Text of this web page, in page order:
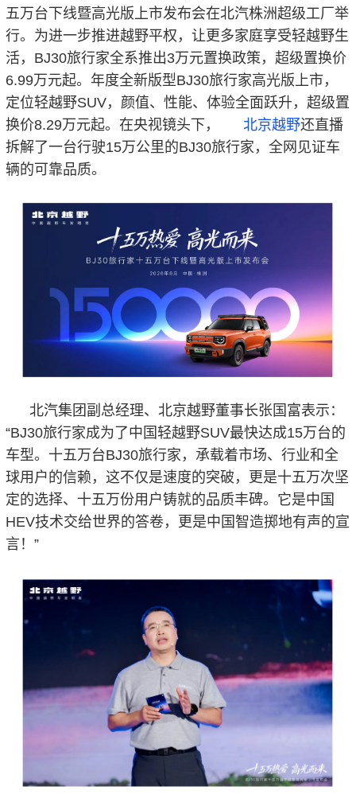
五万台下线暨高光版上市发布会在北汽株洲超级工厂举
行。为进一步推进越野平权，让更多家庭享受轻越野生
活，BJ30旅行家全系推出3万元置换政策，超级置换价
6.99万元起。年度全新版型BJ30旅行家高光版上市，
定位轻越野SUV，颜值、性能、体验全面跃升，超级置
换价8.29万元起。在央视镜头下，
北京越野还直播
拆解了一台行驶15万公里的BJ30旅行家，全网见证车
辆的可靠品质。
北汽集团副总经理、北京越野董事长张国富表示：
“BJ30旅行家成为了中国轻越野SUV最快达成15万台的
车型。十五万台BJ30旅行家，承载着市场、行业和全
球用户的信赖，这不仅是速度的突破，更是十五万次坚
定的选择、十五万份用户铸就的品质丰碑。它是中国
HEV技术交给世界的答卷，更是中国智造掷地有声的宣
言！”